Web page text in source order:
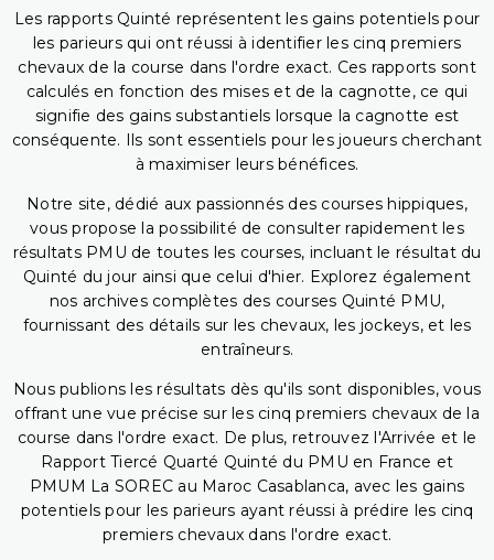
Les rapports Quinté représentent les gains potentiels pour
les parieurs qui ont réussi à identifier les cinq premiers
chevaux de la course dans l'ordre exact. Ces rapports sont
calculés en fonction des mises et de la cagnotte, ce qui
signifie des gains substantiels lorsque la cagnotte est
conséquente. Ils sont essentiels pour les joueurs cherchant
à maximiser leurs bénéfices.
Notre site, dédié aux passionnés des courses hippiques,
vous propose la possibilité de consulter rapidement les
résultats PMU de toutes les courses, incluant le résultat du
Quinté du jour ainsi que celui d'hier. Explorez également
nos archives complètes des courses Quinté PMU,
fournissant des détails sur les chevaux, les jockeys, et les
entraîneurs.
Nous publions les résultats dès qu'ils sont disponibles, vous
offrant une vue précise sur les cinq premiers chevaux de la
course dans l'ordre exact. De plus, retrouvez l'Arrivée et le
Rapport Tiercé Quarté Quinté du PMU en France et
PMUM La SOREC au Maroc Casablanca, avec les gains
potentiels pour les parieurs ayant réussi à prédire les cinq
premiers chevaux dans l'ordre exact.